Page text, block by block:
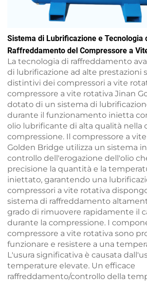
Sistema di Lubrificazione e Tecnologia
Raffreddamento del Compressore a
La tecnologia di raffreddamento
di lubrificazione ad alte prestazioni
distintivi dei compressori a vite
compressore a vite rotativa Jinan
dotato di un sistema di
durante il funzionamento inietta
olio lubrificante di alta qualità nella
compressione. Il compressore a
Golden Bridge utilizza un sistema
controllo dell'erogazione dell'olio
precisione la quantità e la
iniettato, garantendo una
compressori a vite rotativa
sistema di raffreddamento
grado di rimuovere rapidamente il
durante la compressione. I
compressore a vite rotativa sono
funzionare e resistere a una
L'usura significativa è causata
temperature elevate. Un efficace
raffreddamento/controllo della